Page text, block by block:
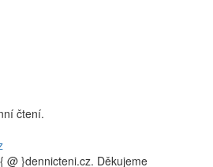
čtení.
}dennicteni.cz. Děkujeme